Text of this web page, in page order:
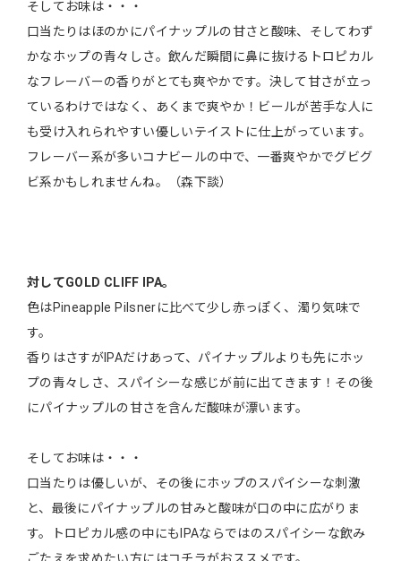
そしてお味は・・・
口当たりはほのかにパイナップルの甘さと酸味、そしてわず
かなホップの青々しさ。飲んだ瞬間に鼻に抜けるトロピカル
なフレーバーの香りがとても爽やかです。決して甘さが立っ
ているわけではなく、あくまで爽やか！ビールが苦手な人に
も受け入れられやすい優しいテイストに仕上がっています。
フレーバー系が多いコナビールの中で、一番爽やかでグビグ
ビ系かもしれませんね。（森下談）
対してGOLD CLIFF IPA。
色はPineapple Pilsnerに比べて少し赤っぽく、濁り気味で
す。
香りはさすがIPAだけあって、パイナップルよりも先にホッ
プの青々しさ、スパイシーな感じが前に出てきます！その後
にパイナップルの甘さを含んだ酸味が漂います。
そしてお味は・・・
口当たりは優しいが、その後にホップのスパイシーな刺激
と、最後にパイナップルの甘みと酸味が口の中に広がりま
す。トロピカル感の中にもIPAならではのスパイシーな飲み
ごたえを求めたい方にはコチラがおススメです。